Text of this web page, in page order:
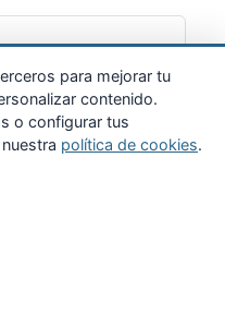
para mejorar tu
contenido.
o configurar tus
política de cookies.